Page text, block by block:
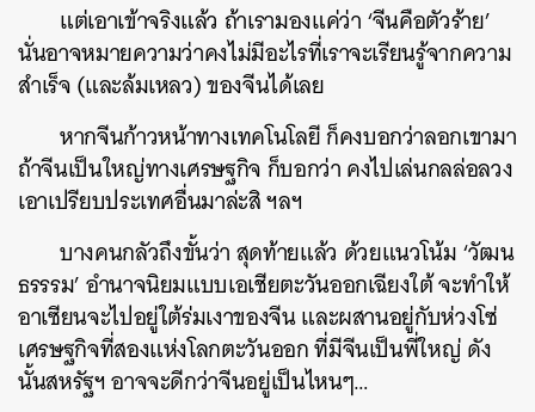
แต่เอาเข้าจริงแล้ว ถ้าเรามองแค่ว่า ‘จีนคือตัวร้าย’
นั่นอาจหมายความว่าคงไม่มีอะไรที่เราจะเรียนรู้จากความ
สำเร็จ (และล้มเหลว) ของจีนได้เลย
หากจีนก้าวหน้าทางเทคโนโลยี ก็คงบอกว่าลอกเขามา
ถ้าจีนเป็นใหญ่ทางเศรษฐกิจ ก็บอกว่า คงไปเล่นกลล่อลวง
เอาเปรียบประเทศอื่นมาล่ะสิ ฯลฯ
บางคนกลัวถึงขั้นว่า สุดท้ายแล้ว ด้วยแนวโน้ม ‘วัฒน
ธรรรม’ อำนาจนิยมแบบเอเชียตะวันออกเฉียงใต้ จะทำให้
อาเซียนจะไปอยู่ใต้ร่มเงาของจีน และผสานอยู่กับห่วงโซ่
เศรษฐกิจที่สองแห่งโลกตะวันออก ที่มีจีนเป็นพี่ใหญ่ ดัง
นั้นสหรัฐฯ อาจจะดีกว่าจีนอยู่เป็นไหนๆ…